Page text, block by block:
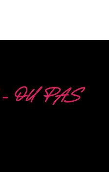
OU PAS
de PowerLEDs™
des LED à intensité